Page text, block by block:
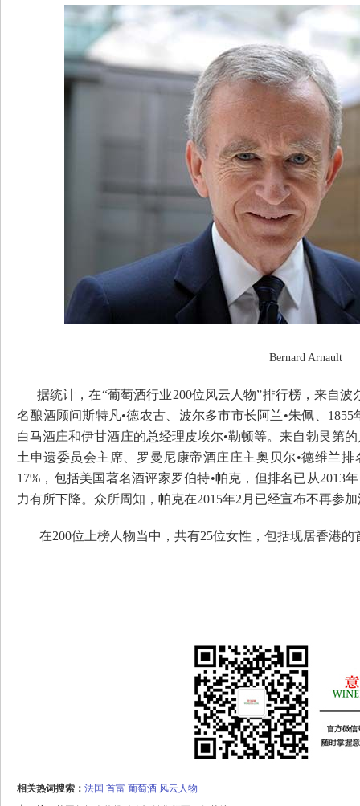
Bernard Arnault
据统计，在“葡萄酒行业200位风云人物”排行榜，来自波
名酿酒顾问斯特凡•德农古、波尔多市市长阿兰•朱佩、
白马酒庄和伊甘酒庄的总经理皮埃尔•勒顿等。来自勃艮第
土申遗委员会主席、罗曼尼康帝酒庄庄主奥贝尔•德维兰
17%，包括美国著名酒评家罗伯特•帕克，但排名已从2013
力有所下降。众所周知，帕克在2015年2月已经宣布不再参
在200位上榜人物当中，共有25位女性，包括现居香港的
相关热词搜索： 法国 首富 葡萄酒 风云人物